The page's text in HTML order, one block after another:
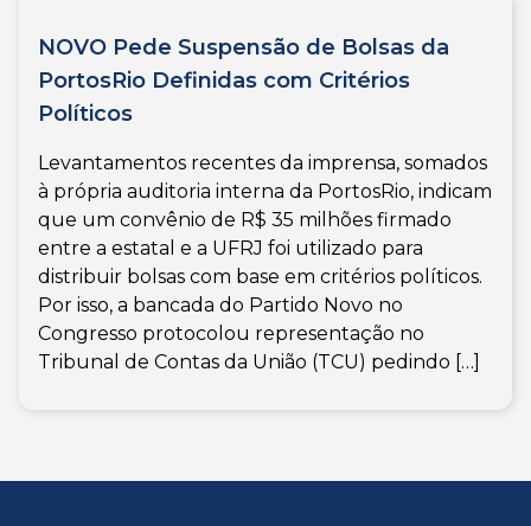
NOVO Pede Suspensão de Bolsas da
PortosRio Definidas com Critérios
Políticos
Levantamentos recentes da imprensa, somados
à própria auditoria interna da PortosRio, indicam
que um convênio de R$ 35 milhões firmado
entre a estatal e a UFRJ foi utilizado para
distribuir bolsas com base em critérios políticos.
Por isso, a bancada do Partido Novo no
Congresso protocolou representação no
Tribunal de Contas da União (TCU) pedindo […]